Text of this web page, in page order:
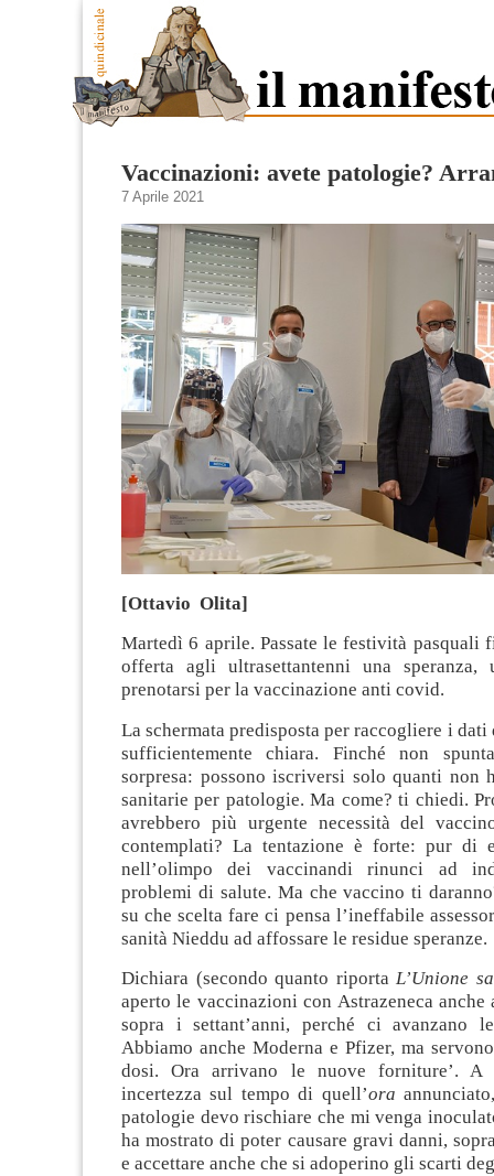
Vaccinazioni: avete patologie?
7 Aprile 2021
[Ottavio Olita]
Martedì 6 aprile. Passate le festività pasquali
offerta agli ultrasettantenni una speranza,
prenotarsi per la vaccinazione anti covid.
La schermata predisposta per raccogliere i
sufficientemente chiara. Finché non
sorpresa: possono iscriversi solo quanti non
sanitarie per patologie. Ma come? ti chiedi.
avrebbero più urgente necessità del
contemplati? La tentazione è forte: pur di
nell’olimpo dei vaccinandi rinunci ad
problemi di salute. Ma che vaccino ti
su che scelta fare ci pensa l’ineffabile
sanità Nieddu ad affossare le residue speranze.
Dichiara (secondo quanto riporta L’Unione
aperto le vaccinazioni con Astrazeneca anche
sopra i settant’anni, perché ci avanzano
Abbiamo anche Moderna e Pfizer, ma
dosi. Ora arrivano le nuove forniture’. A
incertezza sul tempo di quell’ora
patologie devo rischiare che mi venga
ha mostrato di poter causare gravi danni,
e accettare anche che si adoperino gli scarti